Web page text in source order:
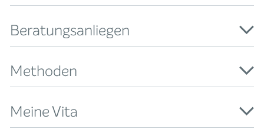
Beratungsanliegen
Methoden
Meine Vita